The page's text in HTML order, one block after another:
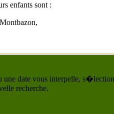
enfants sont :
date vous interpelle,
recherche.